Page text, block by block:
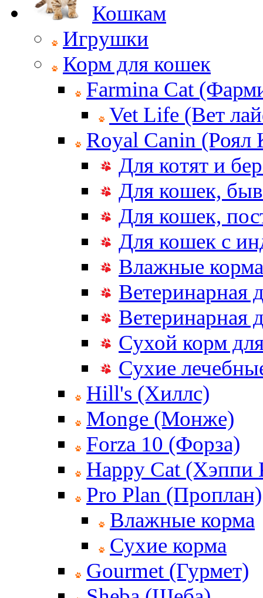
Кошкам
Игрушки
Корм для кошек
Farmina Cat
Vet Life (Вет
Royal Canin (Роял
Для котят и
Для кошек,
Для кошек,
Для кошек с
Влажные
Ветеринарная
Ветеринарная
Сухой корм
Сухие
Hill's (Хиллс)
Monge (Монже)
Forza 10 (Форза)
Happy Cat (Хэппи
Pro Plan (Проплан)
Влажные корма
Сухие корма
Gourmet (Гурмет)